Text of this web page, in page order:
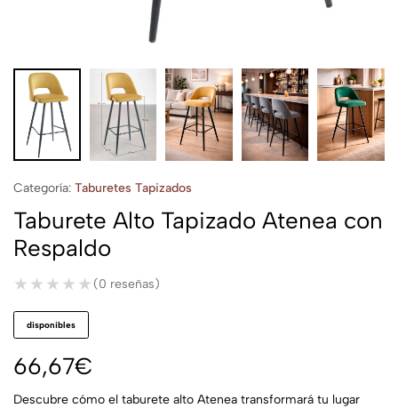
Categoría: Taburetes Tapizados
Taburete Alto Tapizado Atenea con
Respaldo
★★★★★
★★★★★ (0 reseñas)
disponibles
66,67€
Descubre cómo el taburete alto Atenea transformará tu lugar